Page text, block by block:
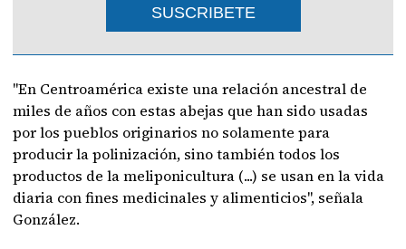
SUSCRIBETE
"En Centroamérica existe una relación ancestral de
miles de años con estas abejas que han sido usadas
por los pueblos originarios no solamente para
producir la polinización, sino también todos los
productos de la meliponicultura (...) se usan en la vida
diaria con fines medicinales y alimenticios", señala
González.